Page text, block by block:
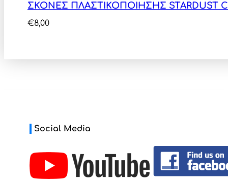
ΣΚΟΝΕΣ ΠΛΑΣΤΙΚΟΠΟΙΗΣΗΣ STARDUST
€8,00
Social Media